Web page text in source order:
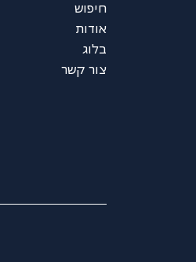
חיפוש
אודות
בלוג
צור קשר